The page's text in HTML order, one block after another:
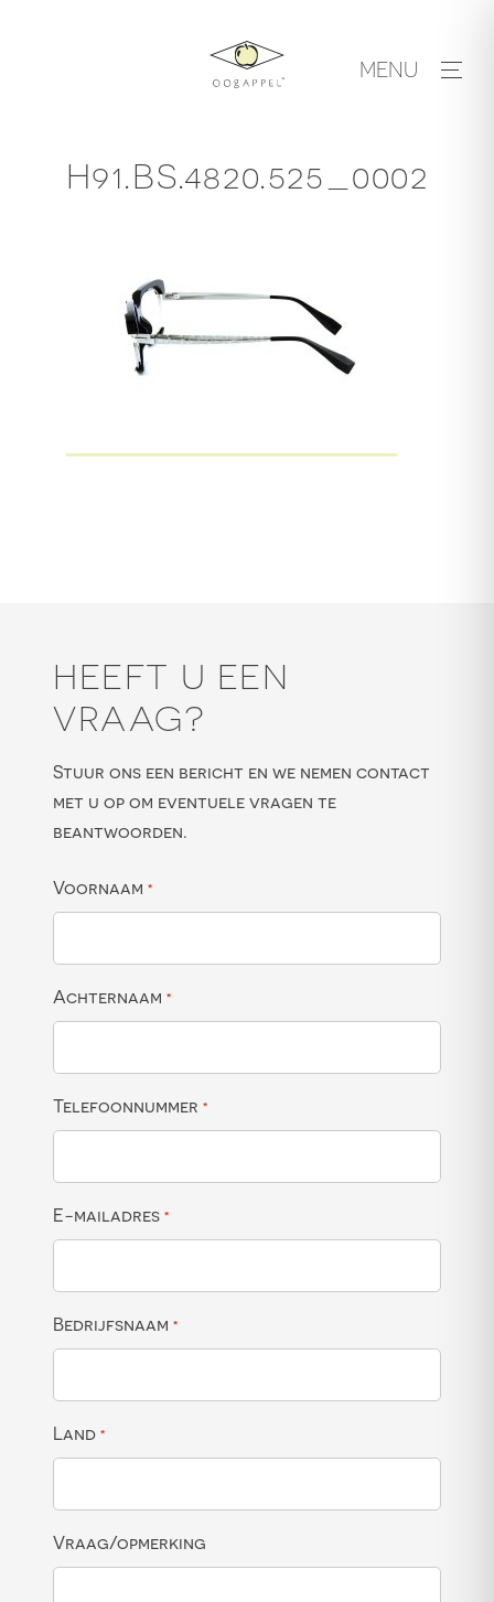
MENU
H91.BS.4820.525_0002
HEEFT U EEN
VRAAG?
Stuur ons een bericht en we nemen contact
met u op om eventuele vragen te
beantwoorden.
Voornaam *
Achternaam *
Telefoonnummer *
E-mailadres *
Bedrijfsnaam *
Land *
Vraag/opmerking